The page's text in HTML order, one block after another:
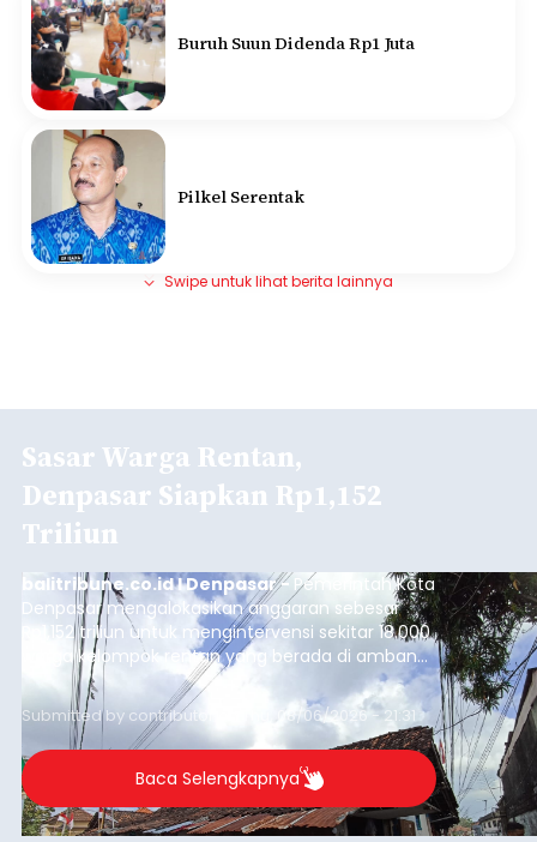
Buruh Suun Didenda Rp1 Juta
Pilkel Serentak
Swipe untuk lihat berita lainnya
Sasar Warga Rentan,
Denpasar Siapkan Rp1,152
Triliun
balitribune.co.id I Denpasar - Pemerintah Kota
Denpasar mengalokasikan anggaran sebesar
Rp1,152 triliun untuk mengintervensi sekitar 18.000
warga kelompok rentan yang berada di ambang
garis kemiskinan. Langkah strategis ini diambil
guna menjaga masyarakat yang berada pada
kelompok desil 5 dan 6 tersebut agar tidak
merosot ke kategori miskin.
Submitted by contributor Thu, 08/06/2026 - 21:31
Baca Selengkapnya